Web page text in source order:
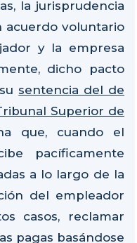
la jurisprudencia
acuerdo voluntario
y la empresa
dicho pacto
sentencia del de
Superior de
que, cuando el
pacíficamente
a lo largo de la
del empleador
casos, reclamar
pagas basándose